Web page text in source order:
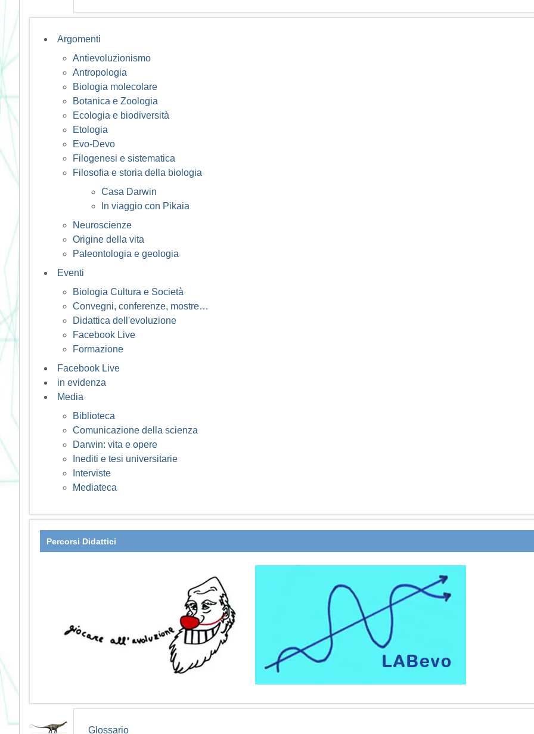
Argomenti
Antievoluzionismo
Antropologia
Biologia molecolare
Botanica e Zoologia
Ecologia e biodiversità
Etologia
Evo-Devo
Filogenesi e sistematica
Filosofia e storia della biologia
Casa Darwin
In viaggio con Pikaia
Neuroscienze
Origine della vita
Paleontologia e geologia
Eventi
Biologia Cultura e Società
Convegni, conferenze, mostre…
Didattica dell'evoluzione
Facebook Live
Formazione
Facebook Live
in evidenza
Media
Biblioteca
Comunicazione della scienza
Darwin: vita e opere
Inediti e tesi universitarie
Interviste
Mediateca
Percorsi Didattici
Glossario